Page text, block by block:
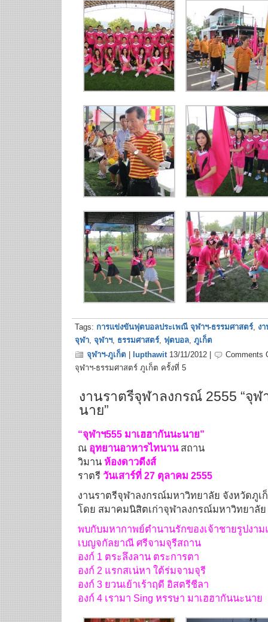
Tags: การแข่งขันฟุตบอลประเพณี จุฬาฯ-ธรรมศาสตร์, ง
จุฬา, จุฬาฯ, ธรรมศาสตร์, ฟุตบอล, ภูเก็ต
จุฬาฯ-ภูเก็ต
lupthawit13/11/2012 |
Comments
จุฬาฯ-ธรรมศาสตร์ ภูเก็ต ครั้งที่ 5
งานราตรีจุฬาลงกรณ์ 2555 “จุ
นาย”
“จุฬาฯ555 มาเฮฮากันนะนาย”
ณ อุทยานอาหารไทนานสถาน
วิมาน ห้องดาวดีงส์
ราตรี วันเสาร์ที่ 27 ตุลาคม 2555
งานราตรีจุฬาลงกรณ์มหาวิทยาลัย จังหวัดภูเ
โดย สมาคมนิสิตเก่าจุฬาลงกรณ์มหาวิทยาลัย
พบกับมหากาพย์ตำนานรักของเจ้าชายรูปงา
เบญจกัลยาณี ศรีจามจุรีสถาน
องก์ 1 ตระลึงลาน ตระการตา
องก์ 2 แรกสเน่หา ใต้ร่มจามจุรี
องก์ 3 ยวนเย้าเร้าฤดี อิสตรีชีลา
องก์ 4 เรามา Sing หรรษา มาเฮฮากันนะนาย